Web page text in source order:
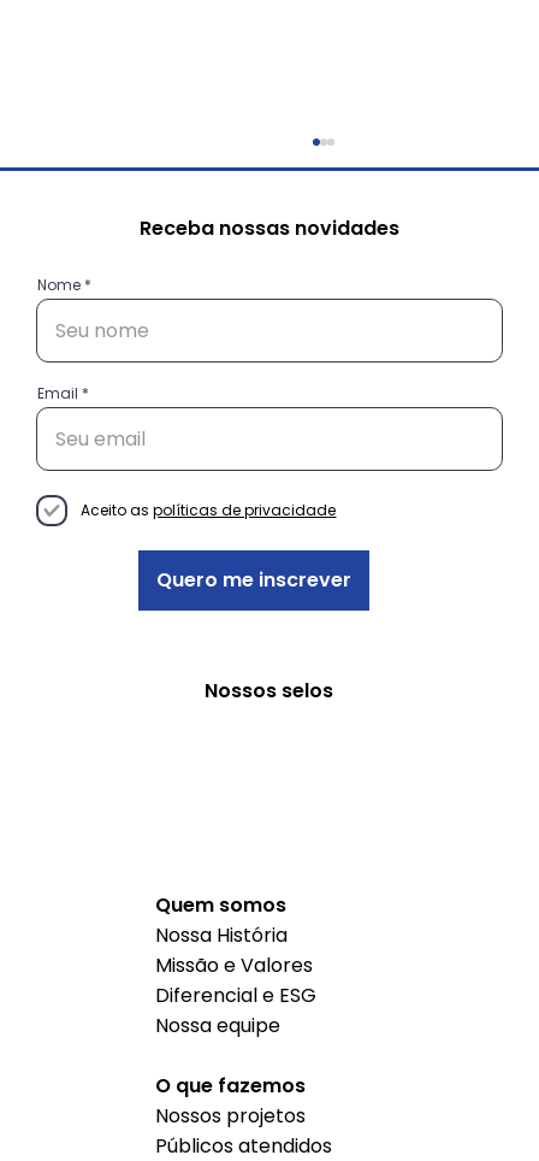
Conheça as histórias das
Quem somos
Nossa História
Missão e Valores
Diferencial e ESG
Nossa equipe
O que fazemos
Nossos projetos
Públicos atendidos
Receba nossas novidades
Nome
Email
Aceito as políticas de privacidade
Quero me inscrever
Nossos selos